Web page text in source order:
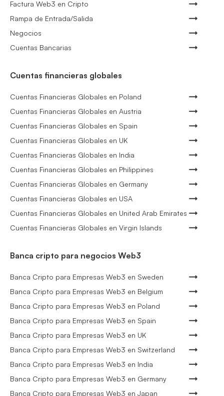
Factura Web3 en Cripto
Rampa de Entrada/Salida
Negocios
Cuentas Bancarias
Cuentas financieras globales
Cuentas Financieras Globales en Poland
Cuentas Financieras Globales en Austria
Cuentas Financieras Globales en Spain
Cuentas Financieras Globales en UK
Cuentas Financieras Globales en India
Cuentas Financieras Globales en Philippines
Cuentas Financieras Globales en Germany
Cuentas Financieras Globales en USA
Cuentas Financieras Globales en United Arab Emirates
Cuentas Financieras Globales en Virgin Islands
Banca cripto para negocios Web3
Banca Cripto para Empresas Web3 en Sweden
Banca Cripto para Empresas Web3 en Belgium
Banca Cripto para Empresas Web3 en Poland
Banca Cripto para Empresas Web3 en Spain
Banca Cripto para Empresas Web3 en UK
Banca Cripto para Empresas Web3 en Switzerland
Banca Cripto para Empresas Web3 en India
Banca Cripto para Empresas Web3 en Germany
Banca Cripto para Empresas Web3 en Japan